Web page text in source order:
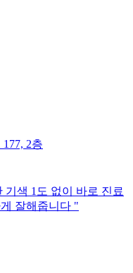
2층
색 1도 없이 바로 진료
잘해줍니다 "